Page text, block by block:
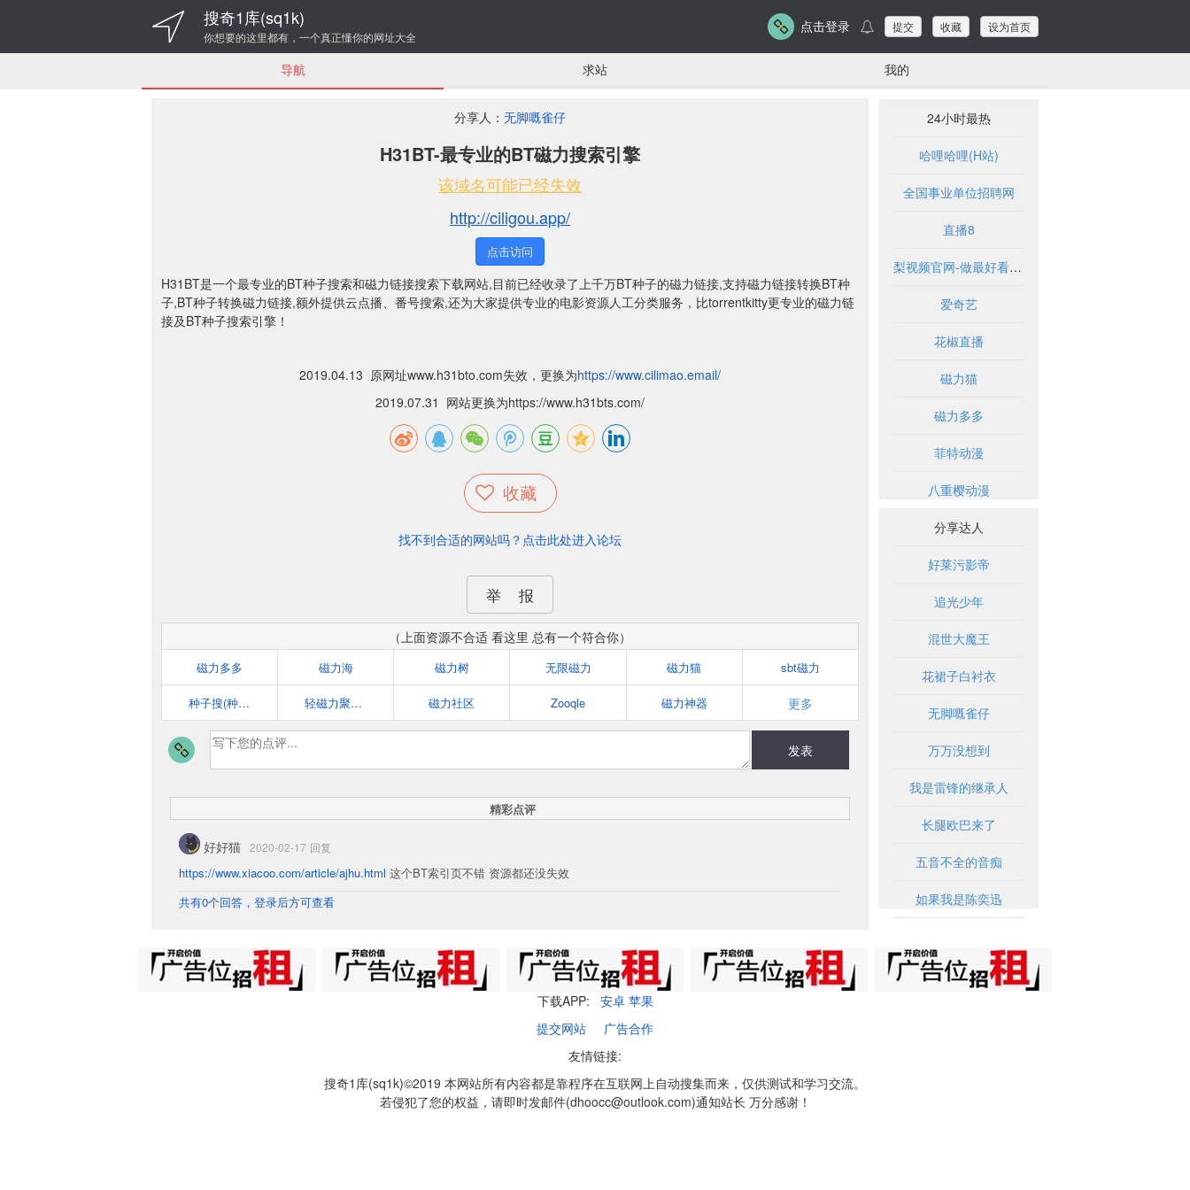
搜奇1库(sq1k)
你想要的这里都有，一个真正懂你的网址大全
点击登录 提交 收藏 设为首页
导航 求站 我的
分享人： 无脚嘅雀仔
H31BT-最专业的BT磁力搜索引擎
该域名可能已经失效
http://ciligou.app/
点击访问
H31BT是一个最专业的BT种子搜索和磁力链接搜索下载网站,目前已经收录了上千万BT种子的磁力链接,支持磁力链接转换BT种
子,BT种子转换磁力链接,额外提供云点播、番号搜索,还为大家提供专业的电影资源人工分类服务，比torrentkitty更专业的磁力链
接及BT种子搜索引擎！
2019.04.13 原网址www.h31bto.com失效，更换为https://www.cilimao.email/
2019.07.31 网站更换为https://www.h31bts.com/
收藏
找不到合适的网站吗？点击此处进入论坛
举 报
（上面资源不合适 看这里 总有一个符合你）
磁力多多 磁力海 磁力树 无限磁力 磁力猫 sbt磁力
种子搜(种子帝) 轻磁力聚合搜索引擎 磁力社区 Zooqle 磁力神器 更多
发表
精彩点评
好好猫 2020-02-17 回复
https://www.xiacoo.com/article/ajhu.html 这个BT索引页不错 资源都还没失效
共有0个回答，登录后方可查看
24小时最热
哈哩哈哩(H站)
全国事业单位招聘网
直播8
梨视频官网-做最好看的资讯短视频-Pear Video
爱奇艺
花椒直播
磁力猫
磁力多多
菲特动漫
八重樱动漫
分享达人
好莱污影帝
追光少年
混世大魔王
花裙子白衬衣
无脚嘅雀仔
万万没想到
我是雷锋的继承人
长腿欧巴来了
五音不全的音痴
如果我是陈奕迅
下载APP: 安卓 苹果
提交网站
广告合作
友情链接:
搜奇1库(sq1k)©2019 本网站所有内容都是靠程序在互联网上自动搜集而来，仅供测试和学习交流。
若侵犯了您的权益，请即时发邮件(dhoocc@outlook.com)通知站长 万分感谢！